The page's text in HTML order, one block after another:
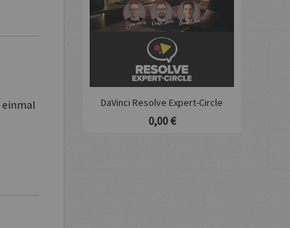
einmal
DaVinci Resolve Expert-Circle
0,00 €